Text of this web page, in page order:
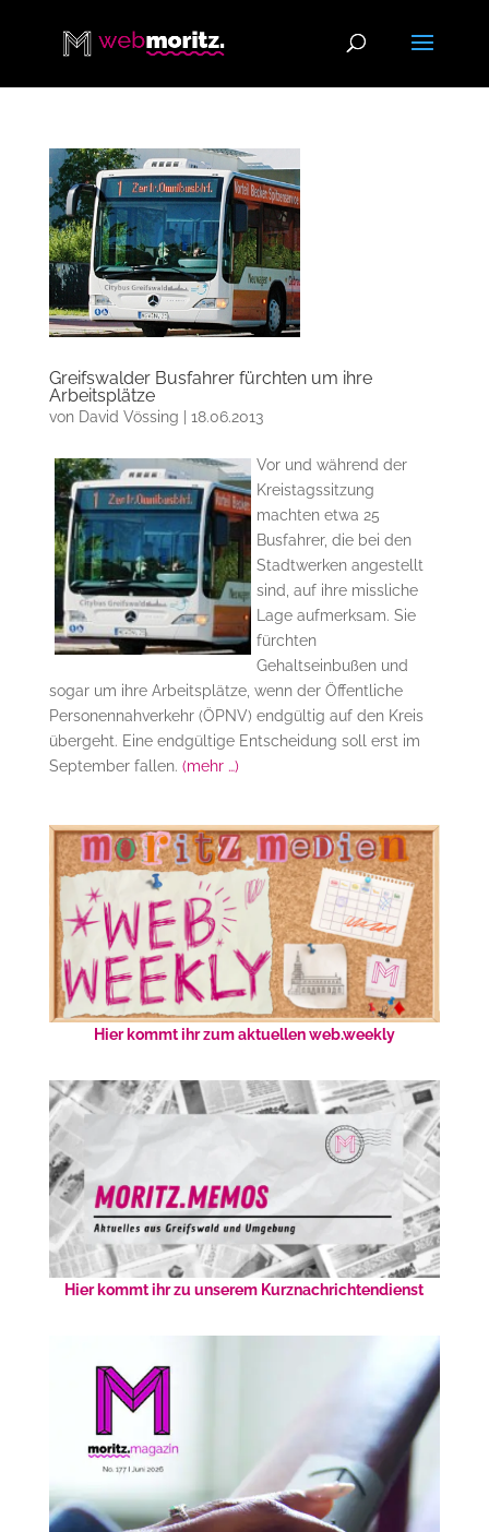
Greifswalder Busfahrer fürchten um ihre
Arbeitsplätze
von David Vössing 18.06.2013
Vor und während der
Kreistagssitzung
machten etwa 25
Busfahrer, die bei den
Stadtwerken angestellt
sind, auf ihre missliche
Lage aufmerksam. Sie
fürchten
Gehaltseinbußen und
sogar um ihre Arbeitsplätze, wenn der Öffentliche
Personennahverkehr (ÖPNV) endgültig auf den Kreis
übergeht. Eine endgültige Entscheidung soll erst im
September fallen. (mehr …)
Hier kommt ihr zum aktuellen web.weekly
Hier kommt ihr zu unserem Kurznachrichtendienst